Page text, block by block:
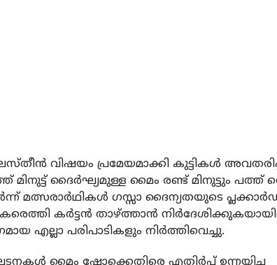
വിഷയം പ്രമേയമാക്കി കുട്ടികള്‍
ദൈര്‍ഘ്യമുള്ള മൈം രണ്ട് മിനുട്ടും
മത്സരാര്‍ഥികള്‍ ഗസ്സാ ദൈന്യതയുടെ
കര്‍ട്ടന്‍ താഴ്ത്താന്‍
എല്ലാ പരിപാടികളും നിര്‍ത്തിവെച്ചു.
മൈം ഷോക്കെതിരെ എതിര്‍പ്പ് ഉന്നയിച്ച